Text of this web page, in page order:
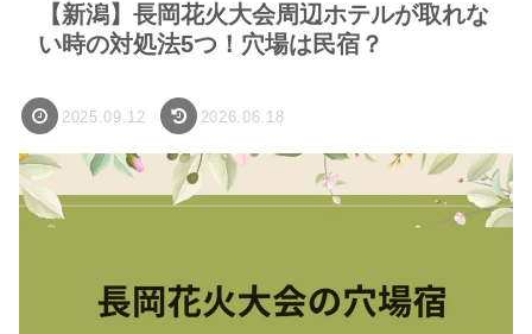
【新潟】長岡花火大会周辺ホテルが取れな
い時の対処法5つ！穴場は民宿？
2025.09.12 2026.06.18